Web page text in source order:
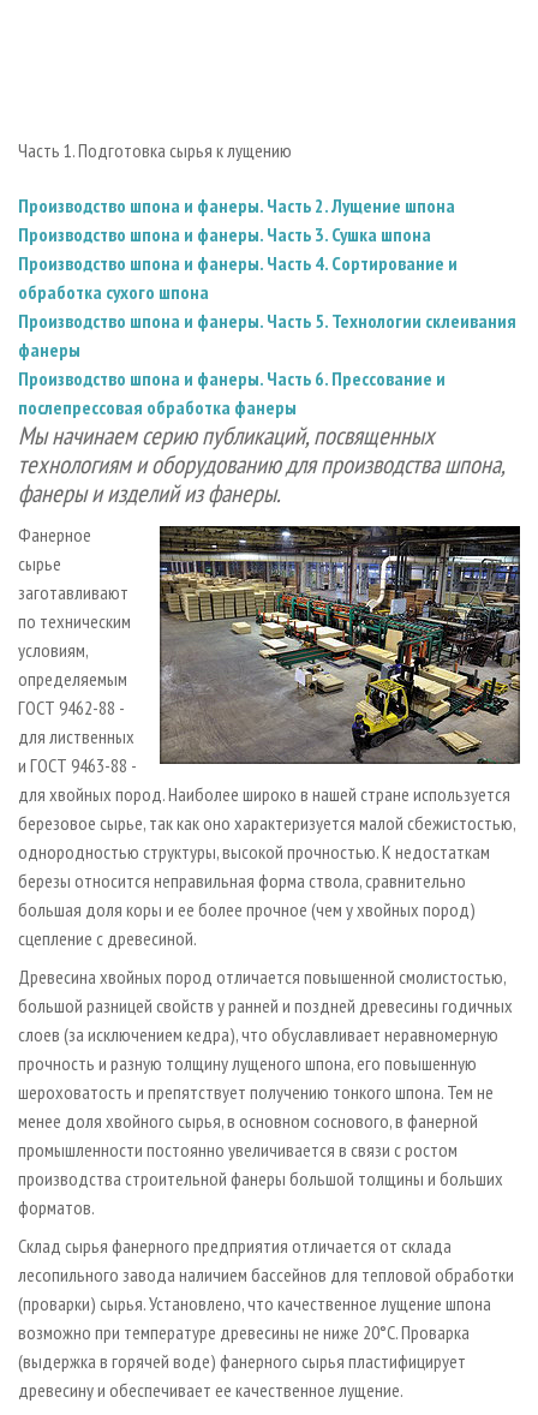
ЦБП
ИНСТРУМЕНТ И МАТЕРИАЛЫ
ПРИОРИТЕТНЫЕ ИНВЕСТПРОЕКТЫ
ГАЗЕТА ЛЕСПРОМФОРУМ
БИБЛИОТЕКА СПЕЦИАЛИСТА
Часть 1. Подготовка сырья к лущению
Производство шпона и фанеры. Часть 2. Лущение шпона
Производство шпона и фанеры. Часть 3. Сушка шпона
Производство шпона и фанеры. Часть 4. Сортирование и
обработка сухого шпона
Производство шпона и фанеры. Часть 5. Технологии склеивания
фанеры
Производство шпона и фанеры. Часть 6. Прессование и
послепрессовая обработка фанеры
Мы начинаем серию публикаций, посвященных
технологиям и оборудованию для производства шпона,
фанеры и изделий из фанеры.
Фанерное
сырье
заготавливают
по техническим
условиям,
определяемым
ГОСТ 9462-88 -
для лиственных
и ГОСТ 9463-88 -
для хвойных пород. Наиболее широко в нашей стране используется
березовое сырье, так как оно характеризуется малой сбежистостью,
однородностью структуры, высокой прочностью. К недостаткам
березы относится неправильная форма ствола, сравнительно
большая доля коры и ее более прочное (чем у хвойных пород)
сцепление с древесиной.
Древесина хвойных пород отличается повышенной смолистостью,
большой разницей свойств у ранней и поздней древесины годичных
слоев (за исключением кедра), что обуславливает неравномерную
прочность и разную толщину лущеного шпона, его повышенную
шероховатость и препятствует получению тонкого шпона. Тем не
менее доля хвойного сырья, в основном соснового, в фанерной
промышленности постоянно увеличивается в связи с ростом
производства строительной фанеры большой толщины и больших
форматов.
Склад сырья фанерного предприятия отличается от склада
лесопильного завода наличием бассейнов для тепловой обработки
(проварки) сырья. Установлено, что качественное лущение шпона
возможно при температуре древесины не ниже 20°С. Проварка
(выдержка в горячей воде) фанерного сырья пластифицирует
древесину и обеспечивает ее качественное лущение.